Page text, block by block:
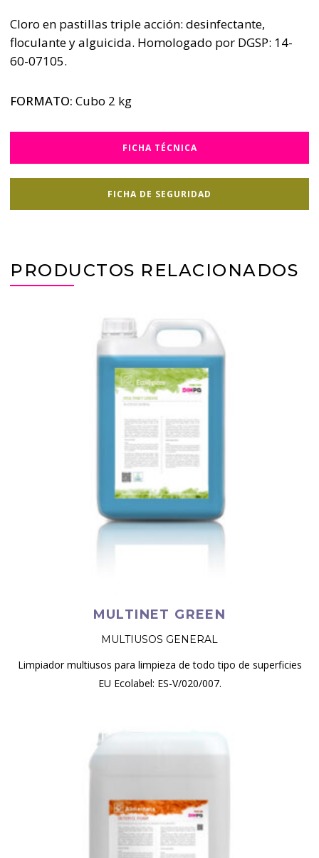
Cloro en pastillas triple acción: desinfectante,
floculante y alguicida. Homologado por DGSP: 14-
60-07105.
FORMATO: Cubo 2 kg
FICHA TÉCNICA
FICHA DE SEGURIDAD
PRODUCTOS RELACIONADOS
MULTINET GREEN
MULTIUSOS GENERAL
Limpiador multiusos para limpieza de todo tipo de superficies
EU Ecolabel: ES-V/020/007.